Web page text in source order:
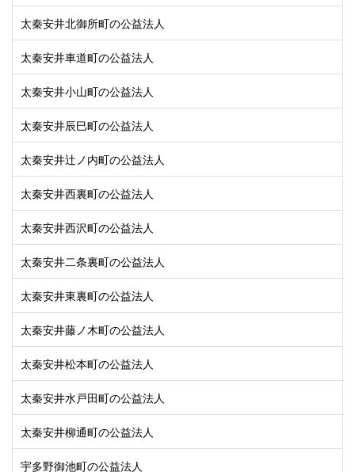
太秦安井北御所町の公益法人
太秦安井車道町の公益法人
太秦安井小山町の公益法人
太秦安井辰巳町の公益法人
太秦安井辻ノ内町の公益法人
太秦安井西裏町の公益法人
太秦安井西沢町の公益法人
太秦安井二条裏町の公益法人
太秦安井東裏町の公益法人
太秦安井藤ノ木町の公益法人
太秦安井松本町の公益法人
太秦安井水戸田町の公益法人
太秦安井柳通町の公益法人
宇多野御池町の公益法人